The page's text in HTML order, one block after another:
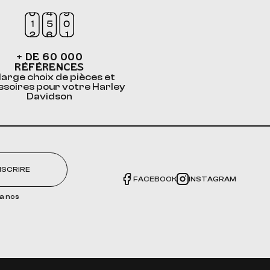
+ DE 60 000
RÉFÉRENCES
choix de pièces et
pour votre Harley
Davidson
nos
FACEBOOK INSTAGRAM